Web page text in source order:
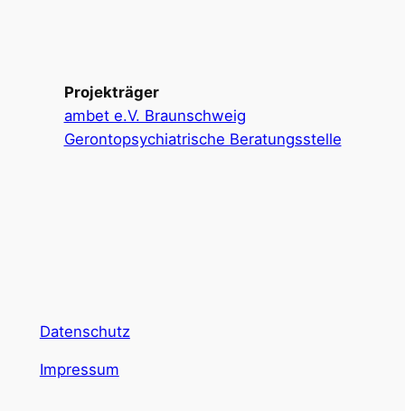
Projekträger
ambet e.V. Braunschweig
Gerontopsychiatrische Beratungsstelle
Datenschutz
Impressum